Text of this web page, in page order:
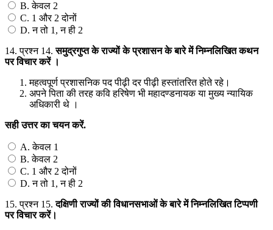
B. केवल 2
C. 1 और 2 दोनों
D. न तो 1, न ही 2
14.प्रश्न 14.समुद्रगुप्त के राज्यों के प्रशासन के बारे में निम्नलिखित कथन
पर विचार करें ।
महत्वपूर्ण प्रशासनिक पद पीढ़ी दर पीढ़ी हस्तांतरित होते रहे।
अपने पिता की तरह कवि हरिषेण भी महादण्डनायक या मुख्य न्यायिक
अधिकारी थे ।
सही उत्तर का चयन करें.
A. केवल 1
B. केवल 2
C. 1 और 2 दोनों
D. न तो 1, न ही 2
15.प्रश्न 15.दक्षिणी राज्यों की विधानसभाओं के बारे में निम्नलिखित टिप्पणी
पर विचार करें।